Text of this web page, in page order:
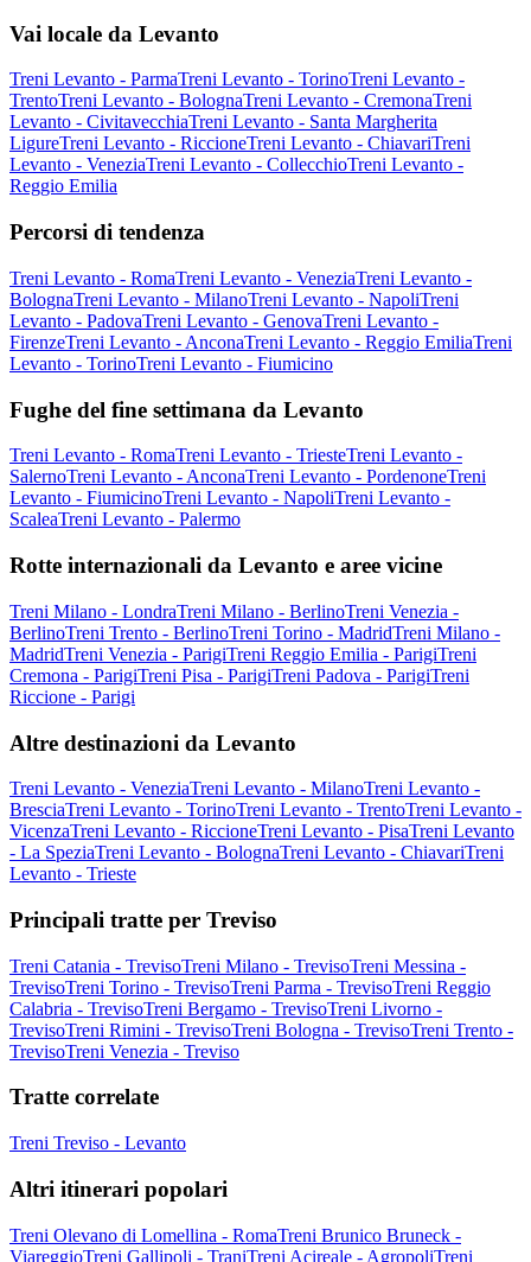
Vai locale da Levanto
Treni Levanto - ParmaTreni Levanto - TorinoTreni Levanto -
TrentoTreni Levanto - BolognaTreni Levanto - CremonaTreni
Levanto - CivitavecchiaTreni Levanto - Santa Margherita
LigureTreni Levanto - RiccioneTreni Levanto - ChiavariTreni
Levanto - VeneziaTreni Levanto - CollecchioTreni Levanto -
Reggio Emilia
Percorsi di tendenza
Treni Levanto - RomaTreni Levanto - VeneziaTreni Levanto -
BolognaTreni Levanto - MilanoTreni Levanto - NapoliTreni
Levanto - PadovaTreni Levanto - GenovaTreni Levanto -
FirenzeTreni Levanto - AnconaTreni Levanto - Reggio EmiliaTreni
Levanto - TorinoTreni Levanto - Fiumicino
Fughe del fine settimana da Levanto
Treni Levanto - RomaTreni Levanto - TriesteTreni Levanto -
SalernoTreni Levanto - AnconaTreni Levanto - PordenoneTreni
Levanto - FiumicinoTreni Levanto - NapoliTreni Levanto -
ScaleaTreni Levanto - Palermo
Rotte internazionali da Levanto e aree vicine
Treni Milano - LondraTreni Milano - BerlinoTreni Venezia -
BerlinoTreni Trento - BerlinoTreni Torino - MadridTreni Milano -
MadridTreni Venezia - ParigiTreni Reggio Emilia - ParigiTreni
Cremona - ParigiTreni Pisa - ParigiTreni Padova - ParigiTreni
Riccione - Parigi
Altre destinazioni da Levanto
Treni Levanto - VeneziaTreni Levanto - MilanoTreni Levanto -
BresciaTreni Levanto - TorinoTreni Levanto - TrentoTreni Levanto -
VicenzaTreni Levanto - RiccioneTreni Levanto - PisaTreni Levanto
- La SpeziaTreni Levanto - BolognaTreni Levanto - ChiavariTreni
Levanto - Trieste
Principali tratte per Treviso
Treni Catania - TrevisoTreni Milano - TrevisoTreni Messina -
TrevisoTreni Torino - TrevisoTreni Parma - TrevisoTreni Reggio
Calabria - TrevisoTreni Bergamo - TrevisoTreni Livorno -
TrevisoTreni Rimini - TrevisoTreni Bologna - TrevisoTreni Trento -
TrevisoTreni Venezia - Treviso
Tratte correlate
Treni Treviso - Levanto
Altri itinerari popolari
Treni Olevano di Lomellina - RomaTreni Brunico Bruneck -
ViareggioTreni Gallipoli - TraniTreni Acireale - AgropoliTreni